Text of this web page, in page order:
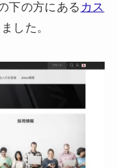
下の方にある カス
した。